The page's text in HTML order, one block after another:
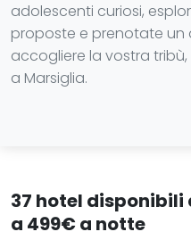
adolescenti curiosi,
proposte e prenotate
accogliere la vostra
a Marsiglia.
37 hotel
a 499€ a notte